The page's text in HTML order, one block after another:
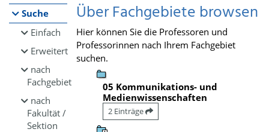
Suche
Einfach
Erweitert
nach
Fachgebiet
nach
Fakultät /
Sektion
Über Fachgebiete browsen
Hier können Sie die Professoren und
Professorinnen nach Ihrem Fachgebiet
suchen.
05 Kommunikations- und
Medienwissenschaften
2 Einträge